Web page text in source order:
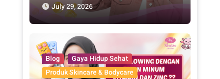
Purwodadi
July 29, 2026
Blog
Gaya Hidup Sehat
Produk Skincare & Bodycare